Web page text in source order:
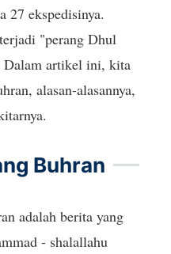
27 ekspedisinya.
"perang Dhul
artikel ini, kita
alasan-alasannya,
Buhran
adalah berita yang
- shalallahu